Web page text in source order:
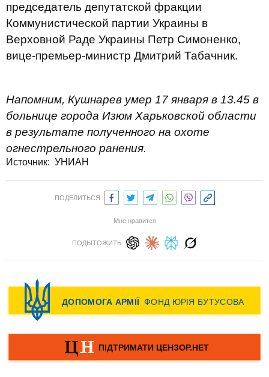
председатель депутатской фракции
Коммунистической партии Украины в
Верховной Раде Украины Петр Симоненко,
вице-премьер-министр Дмитрий Табачник.
Напомним, Кушнарев умер 17 января в 13.45 в
больнице города Изюм Харьковской области
в результате полученного на охоте
огнестрельного ранения.
Источник: УНИАН
ПОДЕЛИТЬСЯ:
Мне нравится
ПОДЫТОЖИТЬ: